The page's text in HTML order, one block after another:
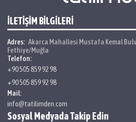
İLETİŞİM BİLGİLERİ
Adres: Akarca Mahallesi Mustafa Kemal
Fethiye/Muğla
Telefon:
+90 505 859 92 98
+90 505 859 92 98
Mail:
info@tatilimden.com
Sosyal Medyada Takip Edin